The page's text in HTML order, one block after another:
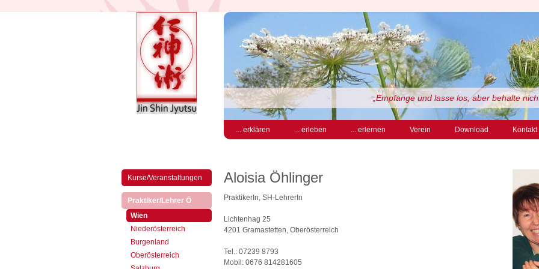
„Empfange und lasse los, aber behalte
... erklären ... erleben ... erlernen Verein Download Kontakt
Kurse/Veranstaltungen
Praktiker/Lehrer Ö(aktiv)
Wien(aktiv)
Niederösterreich
Burgenland
Oberösterreich
Aloisia Öhlinger
PraktikerIn, SH-LehrerIn
Lichtenhag 25
4201 Gramastetten, Oberösterreich
Tel.: 07239 8793
Mobil: 0676 814281605